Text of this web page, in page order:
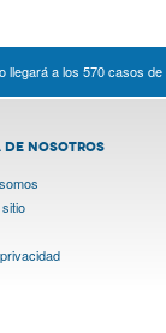
llegará a los 570 casos
DE NOSOTROS